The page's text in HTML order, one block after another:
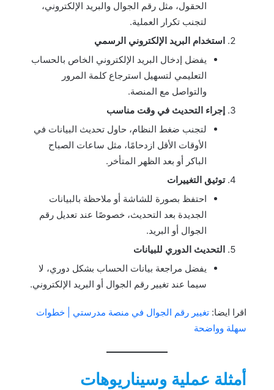
الحقول، مثل رقم الجوال والبريد الإلكتروني،
لتجنب تكرار العملية.
استخدام البريد الإلكتروني الرسمي
يفضل إدخال البريد الإلكتروني الخاص بالحساب
التعليمي لتسهيل استرجاع كلمة المرور
والتواصل مع المنصة.
إجراء التحديث في وقت مناسب
لتجنب ضغط النظام، حاول تحديث البيانات في
الأوقات الأقل ازدحامًا، مثل ساعات الصباح
الباكر أو بعد الظهر المتأخر.
توثيق التغييرات
احتفظ بصورة للشاشة أو ملاحظة بالبيانات
الجديدة بعد التحديث، خصوصًا عند تعديل رقم
الجوال أو البريد.
التحديث الدوري للبيانات
يفضل مراجعة بيانات الحساب بشكل دوري، لا
سيما عند تغيير رقم الجوال أو البريد الإلكتروني.
اقرا ايضا: تغيير رقم الجوال في منصة مدرستي | خطوات
سهلة وواضحة
أمثلة عملية وسيناريوهات